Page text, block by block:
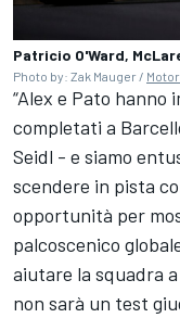
Patricio O'Ward,
Photo by: Zak Mauger /
“Alex e Pato
completati a
Seidl - e siamo
scendere in pista
opportunità per
palcoscenico
aiutare la squadra
non sarà un test